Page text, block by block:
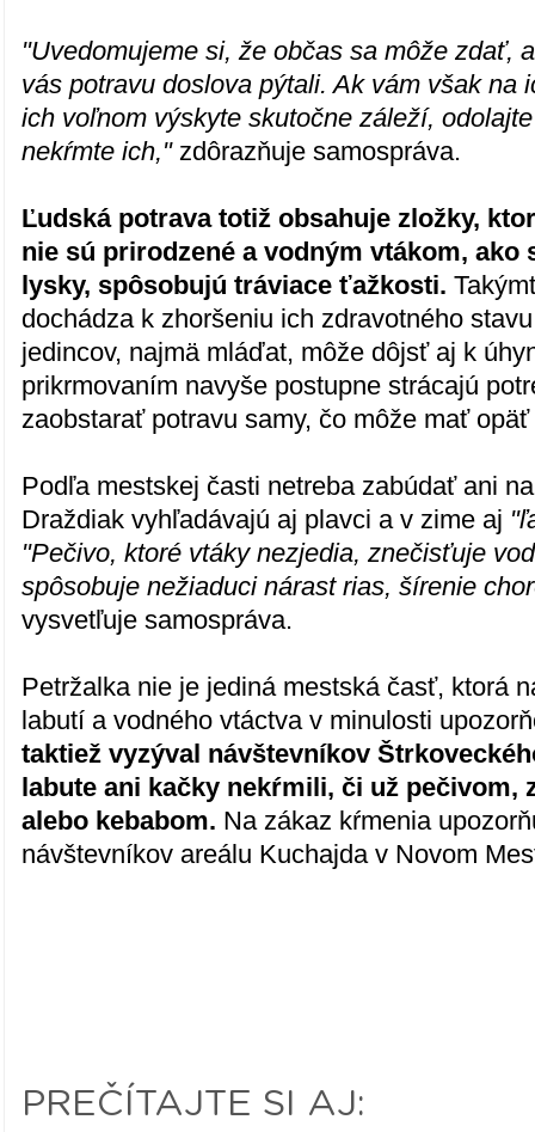
"Uvedomujeme si, že občas sa môže zdať,
vás potravu doslova pýtali. Ak vám však na
ich voľnom výskyte skutočne záleží,
nekŕmte ich,"zdôrazňuje samospráva.
Ľudská potrava totiž obsahuje zložky,
nie sú prirodzené a vodným vtákom, ako
lysky, spôsobujú tráviace ťažkosti.
dochádza k zhoršeniu ich zdravotného
jedincov, najmä mláďat, môže dôjsť aj k
prikrmovaním navyše postupne strácajú
zaobstarať potravu samy, čo môže mať
Podľa mestskej časti netreba zabúdať ani
Draždiak vyhľadávajú aj plavci a v zime aj
"Pečivo, ktoré vtáky nezjedia, znečisťuje
spôsobuje nežiaduci nárast rias, šírenie
vysvetľuje samospráva.
Petržalka nie je jediná mestská časť, ktorá
labutí a vodného vtáctva v minulosti
taktiež vyzýval návštevníkov
labute ani kačky nekŕmili, či už pečivom,
alebo kebabom. Na zákaz kŕmenia
návštevníkov areálu Kuchajda v Novom
PREČÍTAJTE SI AJ: